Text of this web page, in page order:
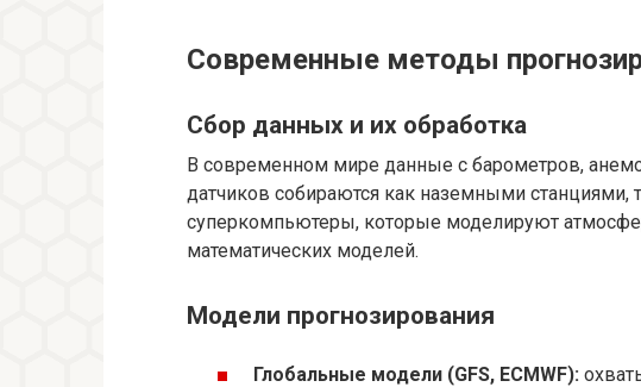
Современные методы
Сбор данных и их обработка
В современном мире данные с барометров,
датчиков собираются как наземными станциями,
суперкомпьютеры, которые моделируют
математических моделей.
Модели прогнозирования
Глобальные модели (GFS, ECMWF):